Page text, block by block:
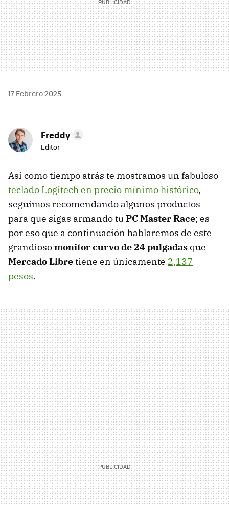
17 Febrero 2025
Freddy
Editor
Así como tiempo atrás te mostramos un fabuloso
teclado Logitech en precio mínimo histórico,
seguimos recomendando algunos productos
para que sigas armando tuPC Master Race; es
por eso que a continuación hablaremos de este
grandiosomonitor curvo de 24 pulgadas que
Mercado Libretiene en únicamente 2,137
pesos.